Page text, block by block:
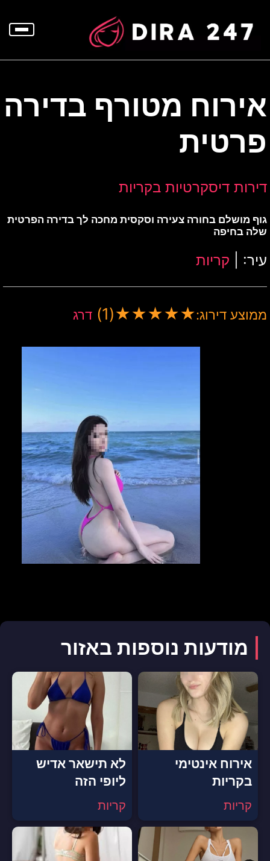
אירוח מטורף בדירה
פרטית
דירות דיסקרטיות בקריות
גוף מושלם בחורה צעירה וסקסית מחכה לך בדירה הפרטית
שלה בחיפה
עיר: | קריות
ממוצע דירוג:★
★
★
★
★
(1) דרג
מודעות נוספות באזור
אירוח אינטימי
בקריות
קריות
לא תישאר אדיש
ליופי הזה
קריות